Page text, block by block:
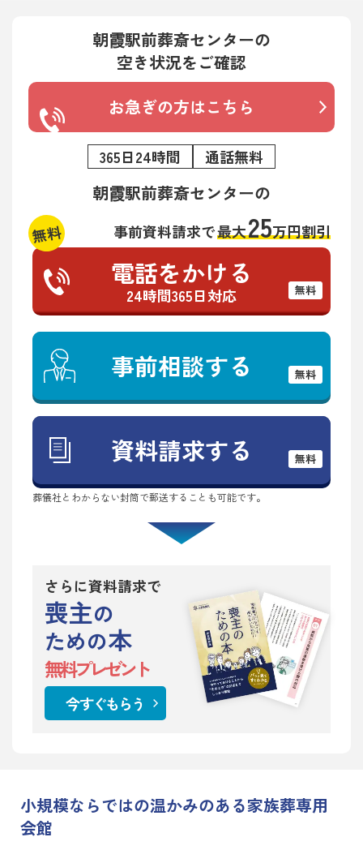
朝霞駅前葬斎センターの
空き状況をご確認
お急ぎの方はこちら
365日24時間 通話無料
朝霞駅前葬斎センターの
無料 事前資料請求で最大25万円割引
電話をかける
24時間365日対応 無料
事前相談する 無料
資料請求する 無料
葬儀社とわからない封筒で郵送することも可能です。
さらに資料請求で
喪主の
ための本
無料プレゼント
今すぐもらう
小規模ならではの温かみのある家族葬専用
会館